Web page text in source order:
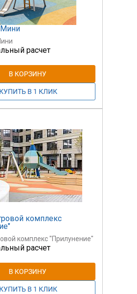
расчет
комплекс
комплекс "Прилунение"
расчет